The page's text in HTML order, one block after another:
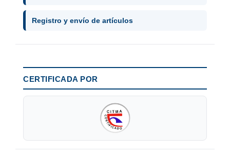
Registro y envío de artículos
CERTIFICADA POR